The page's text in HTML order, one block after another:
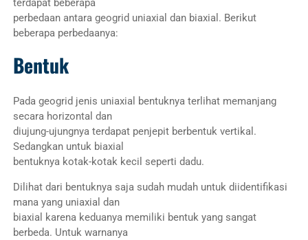
terdapat beberapa
perbedaan antara geogrid uniaxial dan biaxial. Berikut
beberapa perbedaanya:
Bentuk
Pada geogrid jenis uniaxial bentuknya terlihat memanjang
secara horizontal dan
diujung-ujungnya terdapat penjepit berbentuk vertikal.
Sedangkan untuk biaxial
bentuknya kotak-kotak kecil seperti dadu.
Dilihat dari bentuknya saja sudah mudah untuk diidentifikasi
mana yang uniaxial dan
biaxial karena keduanya memiliki bentuk yang sangat
berbeda. Untuk warnanya